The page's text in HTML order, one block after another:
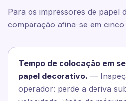
Para os impressores de papel
comparação afina-se em cinco
Tempo de colocação em
papel decorativo. —
operador: perde a deriva